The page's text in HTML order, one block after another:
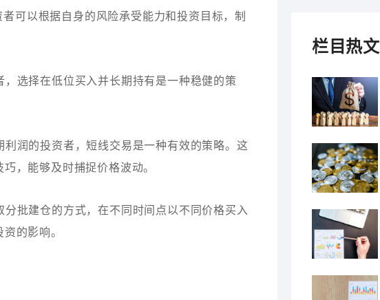
可以根据自身的风险承受能力和投资目标，制
选择在低位买入并长期持有是一种稳健的策
润的投资者，短线交易是一种有效的策略。这
，能够及时捕捉价格波动。
批建仓的方式，在不同时间点以不同价格买入
的影响。
栏目热文